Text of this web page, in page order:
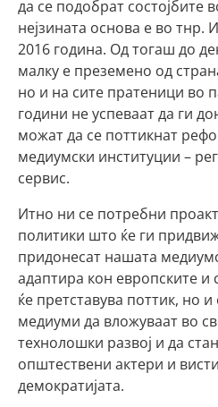
да се подобрат состојбите
нејзината основа е во тнр.
2016 година. Од тогаш до
малку е преземено од
но и на сите пратеници во
години не успеваат да ги
можат да се поттикнат
медиумски институции –
сервис.
Итно ни се потребни
политики што ќе ги
придонесат нашата
адаптира кон европските и
ќе претставува поттик, но
медиуми да вложуваат во
технолошки развој и да
општествени актери и
демократијата.